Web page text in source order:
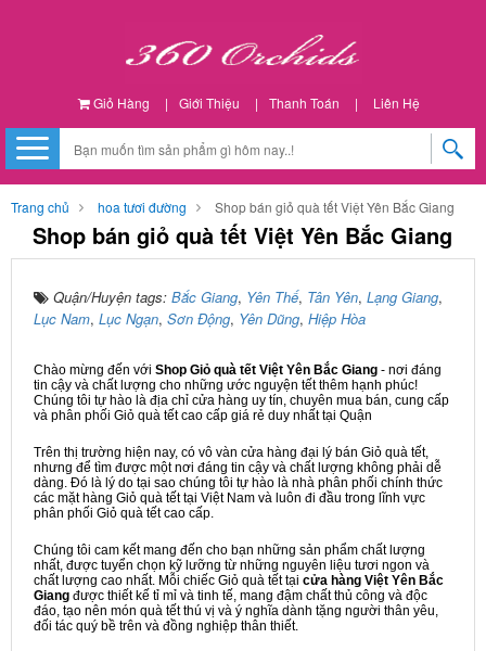
Giỏ Hàng | Giới Thiệu | Thanh Toán | Liên Hệ
Trang chủ hoa tươi đường Shop bán giỏ quà tết Việt Yên Bắc Giang
Shop bán giỏ quà tết Việt Yên Bắc Giang
Quận/Huyện tags: Bắc Giang, Yên Thế, Tân Yên, Lạng Giang,
Lục Nam, Lục Ngạn, Sơn Động, Yên Dũng, Hiệp Hòa
Chào mừng đến với Shop Giỏ quà tết Việt Yên Bắc Giang - nơi đáng
tin cậy và chất lượng cho những ước nguyện tết thêm hạnh phúc!
Chúng tôi tự hào là địa chỉ cửa hàng uy tín, chuyên mua bán, cung cấp
và phân phối Giỏ quà tết cao cấp giá rẻ duy nhất tại Quận
Trên thị trường hiện nay, có vô vàn cửa hàng đại lý bán Giỏ quà tết,
nhưng để tìm được một nơi đáng tin cậy và chất lượng không phải dễ
dàng. Đó là lý do tại sao chúng tôi tự hào là nhà phân phối chính thức
các mặt hàng Giỏ quà tết tại Việt Nam và luôn đi đầu trong lĩnh vực
phân phối Giỏ quà tết cao cấp.
Chúng tôi cam kết mang đến cho bạn những sản phẩm chất lượng
nhất, được tuyển chọn kỹ lưỡng từ những nguyên liệu tươi ngon và
chất lượng cao nhất. Mỗi chiếc Giỏ quà tết tại cửa hàng Việt Yên Bắc
Giang được thiết kế tỉ mỉ và tinh tế, mang đậm chất thủ công và độc
đáo, tạo nên món quà tết thú vị và ý nghĩa dành tặng người thân yêu,
đối tác quý bề trên và đồng nghiệp thân thiết.